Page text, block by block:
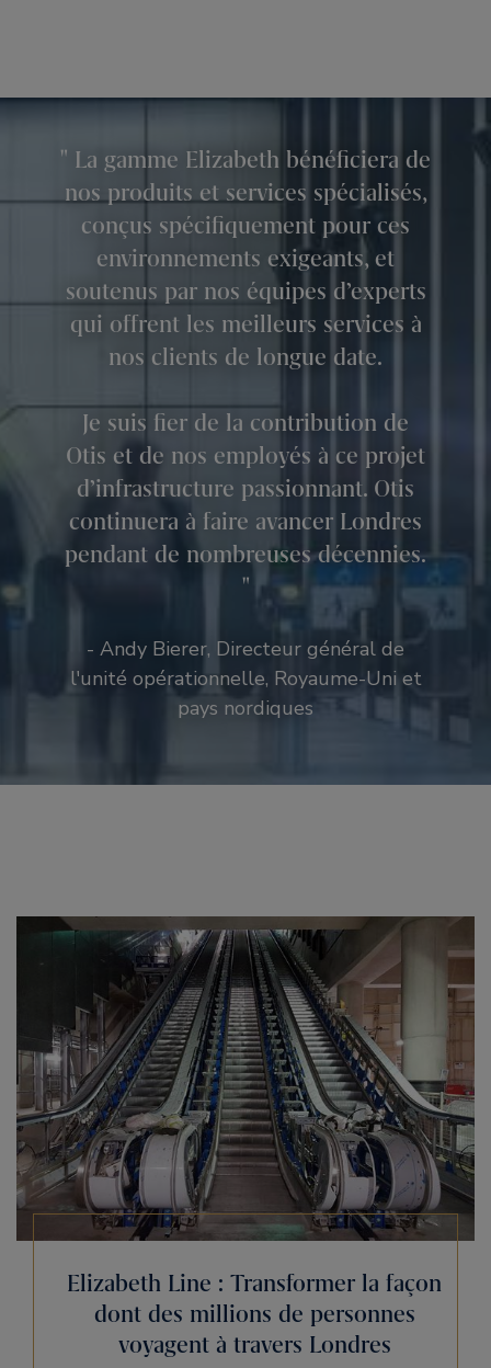
La gamme Elizabeth bénéficiera de
nos produits et services spécialisés,
conçus spécifiquement pour ces
environnements exigeants, et
soutenus par nos équipes d’experts
qui offrent les meilleurs services à
nos clients de longue date.
Je suis fier de la contribution de
Otis et de nos employés à ce projet
d’infrastructure passionnant. Otis
continuera à faire avancer Londres
pendant de nombreuses décennies.
- Andy Bierer, Directeur général de
l'unité opérationnelle, Royaume-Uni et
pays nordiques
Elizabeth Line : Transformer la façon
dont des millions de personnes
voyagent à travers Londres